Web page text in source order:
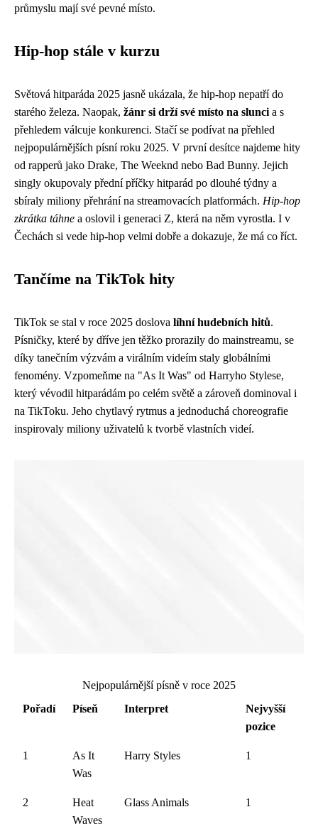
průmyslu mají své pevné místo.
Hip-hop stále v kurzu
Světová hitparáda 2025 jasně ukázala, že hip-hop nepatří do
starého železa. Naopak, žánr si drží své místo na sluncia s
přehledem válcuje konkurenci. Stačí se podívat na přehled
nejpopulárnějších písní roku 2025. V první desítce najdeme hity
od rapperů jako Drake, The Weeknd nebo Bad Bunny. Jejich
singly okupovaly přední příčky hitparád po dlouhé týdny a
sbíraly miliony přehrání na streamovacích platformách. Hip-hop
zkrátka táhne a oslovil i generaci Z, která na něm vyrostla. I v
Čechách si vede hip-hop velmi dobře a dokazuje, že má co říct.
Tančíme na TikTok hity
TikTok se stal v roce 2025 doslova líhní hudebních hitů.
Písničky, které by dříve jen těžko prorazily do mainstreamu, se
díky tanečním výzvám a virálním videím staly globálními
fenomény. Vzpomeňme na "As It Was" od Harryho Stylese,
který vévodil hitparádám po celém světě a zároveň dominoval i
na TikToku. Jeho chytlavý rytmus a jednoduchá choreografie
inspirovaly miliony uživatelů k tvorbě vlastních videí.
Nejpopulárnější písně v roce 2025
Pořadí
Píseň Interpret
Nejvyšší
pozice
1
As It
Was
Harry Styles 1
2
Heat
Waves
Glass Animals 1